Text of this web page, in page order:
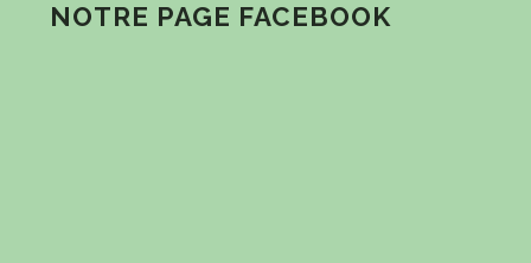
NOTRE PAGE FACEBOOK